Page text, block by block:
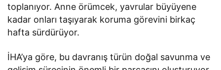
toplanıyor. Anne örümcek, yavrular büyüyene
kadar onları taşıyarak koruma görevini birkaç
hafta sürdürüyor.
İHA’ya göre, bu davranış türün doğal savunma ve